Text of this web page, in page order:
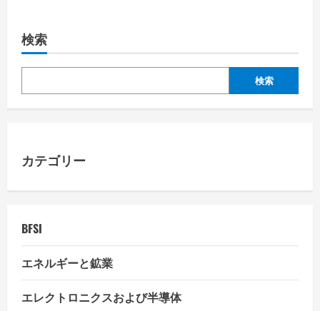
検索
検索
カテゴリー
BFSI
エネルギーと鉱業
エレクトロニクスおよび半導体